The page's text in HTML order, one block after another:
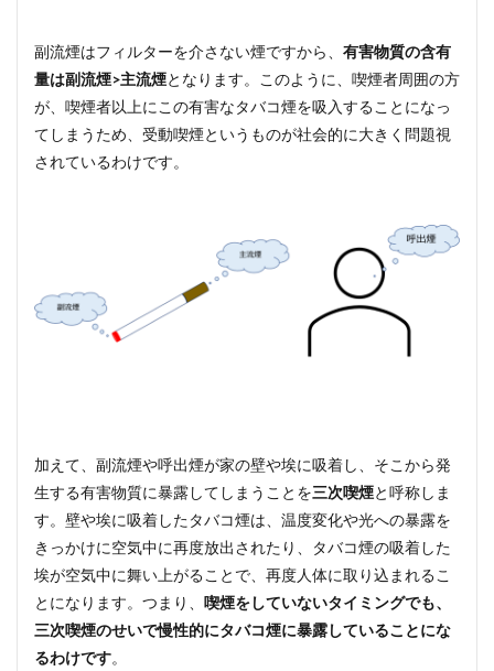
副流煙はフィルターを介さない煙ですから、 有害物質の含有
量は副流煙>主流煙となります。このように、喫煙者周囲の方
が、喫煙者以上にこの有害なタバコ煙を吸入することになっ
てしまうため、受動喫煙というものが社会的に大きく問題視
されているわけです。
加えて、副流煙や呼出煙が家の壁や埃に吸着し、そこから発
生する有害物質に暴露してしまうことを三次喫煙と呼称しま
す。壁や埃に吸着したタバコ煙は、温度変化や光への暴露を
きっかけに空気中に再度放出されたり、タバコ煙の吸着した
埃が空気中に舞い上がることで、再度人体に取り込まれるこ
とになります。つまり、 喫煙をしていないタイミングでも、
三次喫煙のせいで慢性的にタバコ煙に暴露していることにな
るわけです。